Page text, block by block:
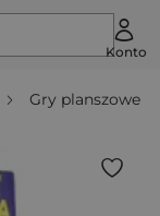
Konto
Gry planszowe